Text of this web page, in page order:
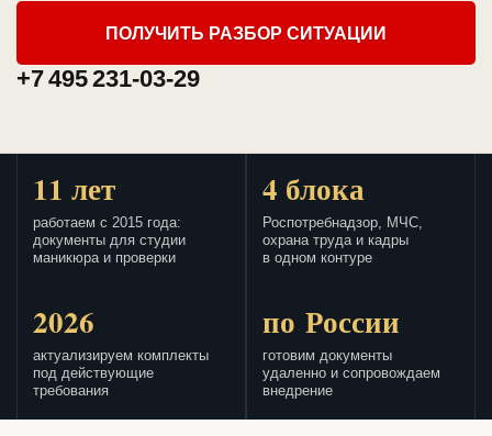
ПОЛУЧИТЬ РАЗБОР СИТУАЦИИ
+7 495 231-03-29
11 лет
работаем с 2015 года:
документы для студии
маникюра и проверки
4 блока
Роспотребнадзор, МЧС,
охрана труда и кадры
в одном контуре
2026
актуализируем комплекты
под действующие
требования
по России
готовим документы
удаленно и сопровождаем
внедрение